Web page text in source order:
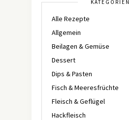
KATEGORIEN
Alle Rezepte
Allgemein
Beilagen & Gemüse
Dessert
Dips & Pasten
Fisch & Meeresfrüchte
Fleisch & Geflügel
Hackfleisch